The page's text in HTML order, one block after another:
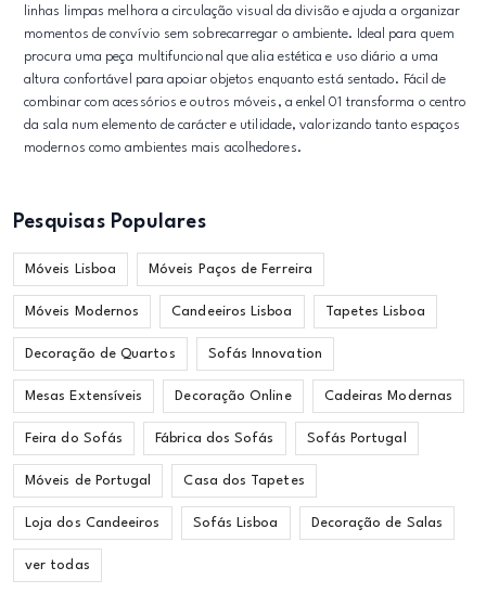
linhas limpas melhora a circulação visual da divisão e ajuda a organizar
momentos de convívio sem sobrecarregar o ambiente. Ideal para quem
procura uma peça multifuncional que alia estética e uso diário a uma
altura confortável para apoiar objetos enquanto está sentado. Fácil de
combinar com acessórios e outros móveis, a enkel 01 transforma o centro
da sala num elemento de carácter e utilidade, valorizando tanto espaços
modernos como ambientes mais acolhedores.
Pesquisas Populares
Móveis Lisboa Móveis Paços de Ferreira
Móveis Modernos Candeeiros Lisboa Tapetes Lisboa
Decoração de Quartos Sofás Innovation
Mesas Extensíveis Decoração Online Cadeiras Modernas
Feira do Sofás Fábrica dos Sofás Sofás Portugal
Móveis de Portugal Casa dos Tapetes
Loja dos Candeeiros Sofás Lisboa Decoração de Salas
ver todas